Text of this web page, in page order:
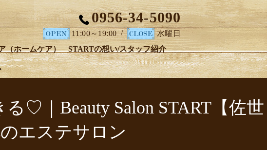
（ホームケア） STARTの想い/スタッフ紹介
search
0956-34-5090
11:00～19:00/ 水曜日
♡｜Beauty Salon START【佐世
エステサロン